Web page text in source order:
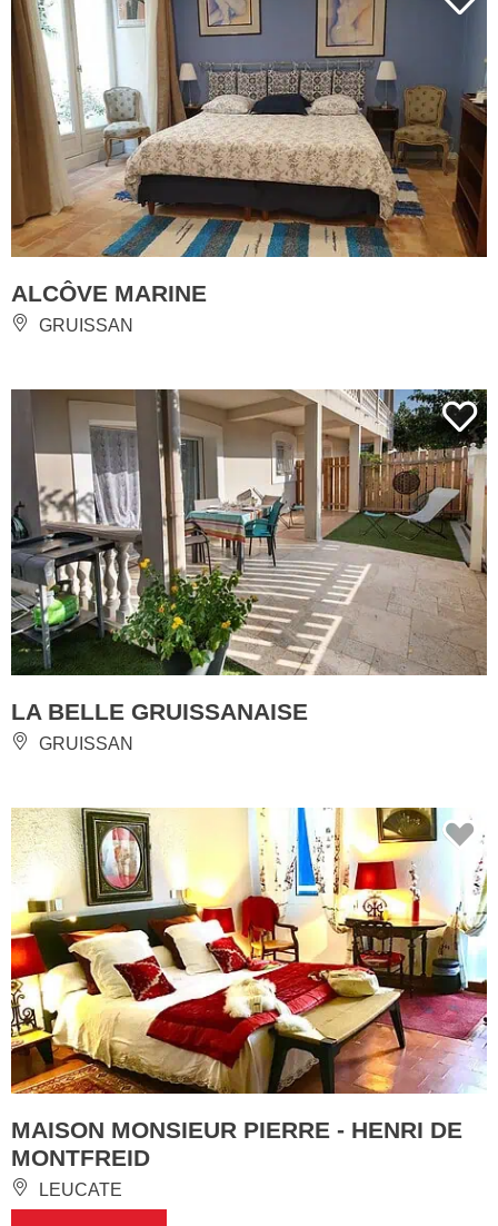
ALCÔVE MARINE
GRUISSAN
LA BELLE GRUISSANAISE
GRUISSAN
MAISON MONSIEUR PIERRE - HENRI DE
MONTFREID
LEUCATE